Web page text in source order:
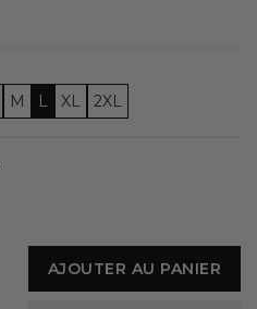
M L XL 2XL
AJOUTER AU PANIER